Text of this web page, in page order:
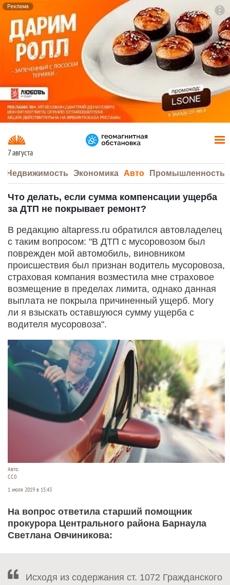
Реклама
7 августа
Недвижимость Экономика Авто Промышленность
Что делать, если сумма компенсации ущерба
за ДТП не покрывает ремонт?
В редакцию altapress.ru обратился автовладелец
с таким вопросом: "В ДТП с мусоровозом был
поврежден мой автомобиль, виновником
происшествия был признан водитель мусоровоза,
страховая компания возместила мне страховое
возмещение в пределах лимита, однако данная
выплата не покрыла причиненный ущерб. Могу
ли я взыскать оставшуюся сумму ущерба с
водителя мусоровоза".
Авто.
СС0
1 июля 2019 в 15:43
На вопрос ответила старший помощник
прокурора Центрального района Барнаула
Светлана Овчиникова:
Исходя из содержания ст. 1072 Гражданского